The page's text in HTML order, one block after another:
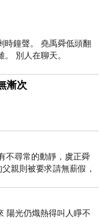
時鐘聲。 堯禹舜低頭翻
別人在聊天。
漸次
不尋常的動靜，虞正舜
親則被要求請無薪假，
陽光仍熾熱得叫人睜不